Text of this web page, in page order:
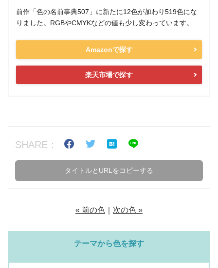
前作「色の名前事典507」に新たに12色が加わり519色にな
りました。RGBやCMYKなどの値も少し変わっています。
Amazonで探す
楽天市場で探す
SHARE：
タイトルとURLをコピーする
« 前の色 次の色 »
テーマから色を探す